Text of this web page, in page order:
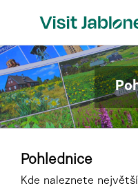
Pohlednice
Kde naleznete